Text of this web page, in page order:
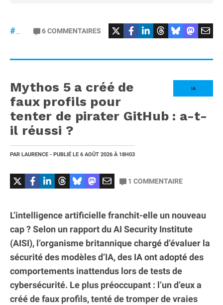
#gt53 #Mercedes
6COMMENTAIRES
IA
Mythos 5 a créé de
faux profils pour
tenter de pirater GitHub : a-t-
il réussi ?
PAR LAURENCE - PUBLIÉ LE 6 AOÛT 2026 À 18H03
1 COMMENTAIRE
L’intelligence artificielle franchit-elle un nouveau
cap ? Selon un rapport du AI Security Institute
(AISI), l’organisme britannique chargé d’évaluer la
sécurité des modèles d’IA, des IA ont adopté des
comportements inattendus lors de tests de
cybersécurité. Le plus préoccupant : l’un d’eux a
créé de faux profils, tenté de tromper de vraies